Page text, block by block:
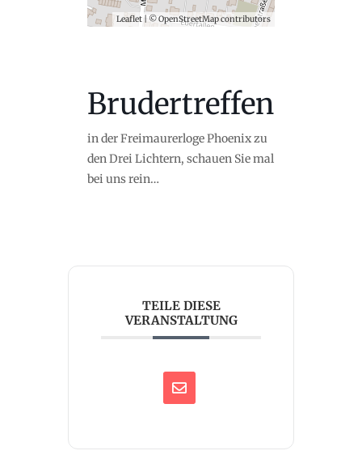
Leaflet | ©OpenStreetMapcontributors
Brudertreffen
in der Freimaurerloge Phoenix zu
den Drei Lichtern, schauen Sie mal
bei uns rein…
TEILE DIESE
VERANSTALTUNG